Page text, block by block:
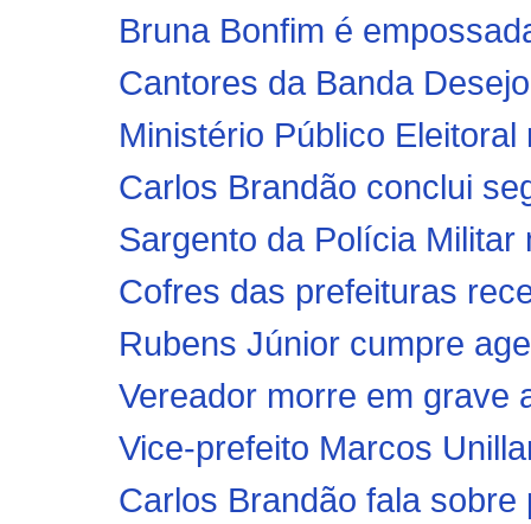
Bruna Bonfim é
Cantores da Banda
Ministério Público
Carlos Brandão conclui
Sargento da Polícia
Cofres das prefeituras
Rubens Júnior cumpre
Vereador morre em grave
Vice-prefeito Marcos
Carlos Brandão fala